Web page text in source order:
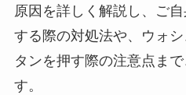
原因を詳しく解説し、ご
する際の対処法や、ウォ
タンを押す際の注意点ま
す。